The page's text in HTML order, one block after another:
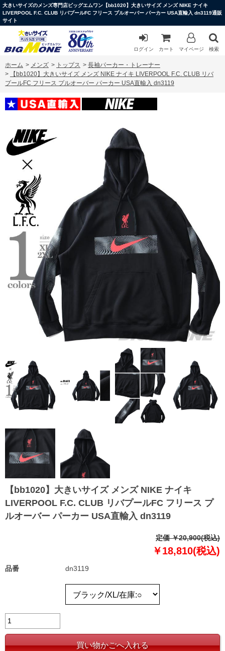
大きいサイズのメンズ専門店ビッグエムワン【bb1020】大きいサイズ メンズ NIKE ナイキ
LIVERPOOL F.C. CLUB リバプールFC フリース プルオーバー パーカー USA直輸入 dn3119通販
サイト
ログイン カート マイページ 検索
ホーム > メンズ > トップス > 長袖パーカー・トレーナー
>
【bb1020】大きいサイズ メンズ NIKE ナイキ LIVERPOOL F.C. CLUB リバ
プールFC フリース プルオーバー パーカー USA直輸入 dn3119
【bb1020】大きいサイズ メンズ NIKE ナイキ
LIVERPOOL F.C. CLUB リバプールFC フリース プ
ルオーバー パーカー USA直輸入 dn3119
定価 ￥20,900(税込)
￥18,810(税込)
品番 dn3119